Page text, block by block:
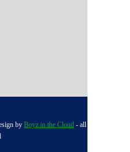
byBoyz in the Cloud - all